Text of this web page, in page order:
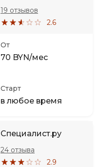
2.6
19 отзывов
От
70 BYN/мес
Старт
в любое время
Специалист.ру
2.9
24 отзыва